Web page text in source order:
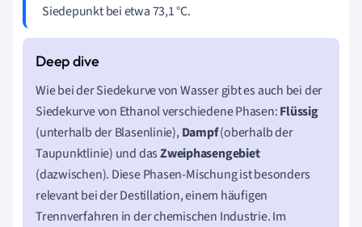
Siedepunkt bei etwa 73,1 °C.
Wie bei der Siedekurve von Wasser gibt es auch bei der
Siedekurve von Ethanol verschiedene Phasen:Flüssig
(unterhalb der Blasenlinie), Dampf(oberhalb der
Taupunktlinie) und dasZweiphasengebiet
(dazwischen). Diese Phasen-Mischung ist besonders
relevant bei der Destillation, einem häufigen
Trennverfahren in der chemischen Industrie. Im